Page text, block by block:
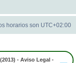
horarios son UTC+02:00
- Aviso Legal -